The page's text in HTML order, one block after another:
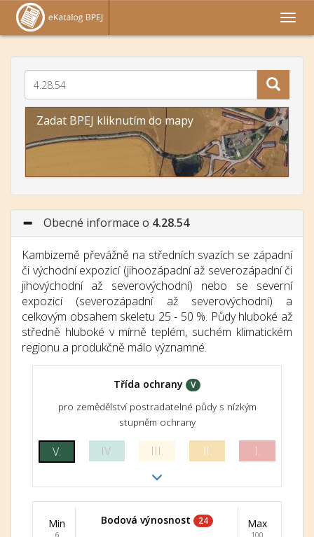
Zadat BPEJ kliknutím do mapy
Obecné informace o 4.28.54
Kambizemě převážně na středních svazích se západní
či východní expozicí (jihoozápadní až severozápadní či
jihovýchodní až severovýchodní) nebo se severní
expozicí (severozápadní až severovýchodní) a
celkovým obsahem skeletu 25 - 50 %. Půdy hluboké až
středně hluboké v mírně teplém, suchém klimatickém
regionu a produkčně málo významné.
Třída ochrany V
pro zemědělství postradatelné půdy s nízkým
stupněm ochrany
V. IV. III. II. I.
Min
6
Bodová výnosnost 24 Max
100